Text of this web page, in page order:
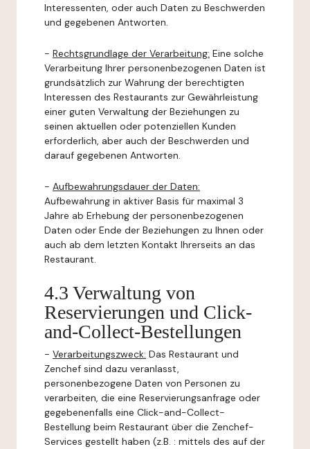
Interessenten, oder auch Daten zu Beschwerden
und gegebenen Antworten.
- Rechtsgrundlage der Verarbeitung: Eine solche
Verarbeitung Ihrer personenbezogenen Daten ist
grundsätzlich zur Wahrung der berechtigten
Interessen des Restaurants zur Gewährleistung
einer guten Verwaltung der Beziehungen zu
seinen aktuellen oder potenziellen Kunden
erforderlich, aber auch der Beschwerden und
darauf gegebenen Antworten.
- Aufbewahrungsdauer der Daten:
Aufbewahrung in aktiver Basis für maximal 3
Jahre ab Erhebung der personenbezogenen
Daten oder Ende der Beziehungen zu Ihnen oder
auch ab dem letzten Kontakt Ihrerseits an das
Restaurant.
4.3 Verwaltung von
Reservierungen und Click-
and-Collect-Bestellungen
- Verarbeitungszweck: Das Restaurant und
Zenchef sind dazu veranlasst,
personenbezogene Daten von Personen zu
verarbeiten, die eine Reservierungsanfrage oder
gegebenenfalls eine Click-and-Collect-
Bestellung beim Restaurant über die Zenchef-
Services gestellt haben (z.B. : mittels des auf der